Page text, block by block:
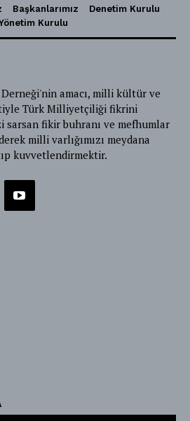
Başkanlarımız
Denetim Kurulu
Kurulu
Derneği'nin amacı, milli kültür ve
Türk Milliyetçiliği fikrini
sarsan fikir buhranı ve mefhumlar
milli varlığımızı meydana
kuvvetlendirmektir.